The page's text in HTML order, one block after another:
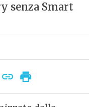
senza Smart